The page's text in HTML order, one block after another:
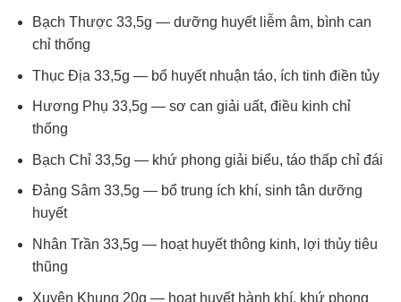
Bạch Thược 33,5g — dưỡng huyết liễm âm, bình can
chỉ thống
Thục Địa 33,5g — bổ huyết nhuận táo, ích tinh điền tủy
Hương Phụ 33,5g — sơ can giải uất, điều kinh chỉ
thống
Bạch Chỉ 33,5g — khứ phong giải biểu, táo thấp chỉ đái
Đảng Sâm 33,5g — bổ trung ích khí, sinh tân dưỡng
huyết
Nhân Trần 33,5g — hoạt huyết thông kinh, lợi thủy tiêu
thũng
Xuyên Khung 20g — hoạt huyết hành khí, khứ phong